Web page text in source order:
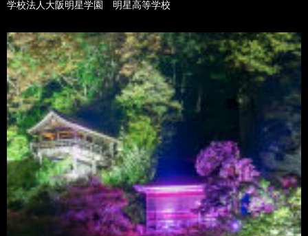
学校法人大阪明星学園 明星高等学校